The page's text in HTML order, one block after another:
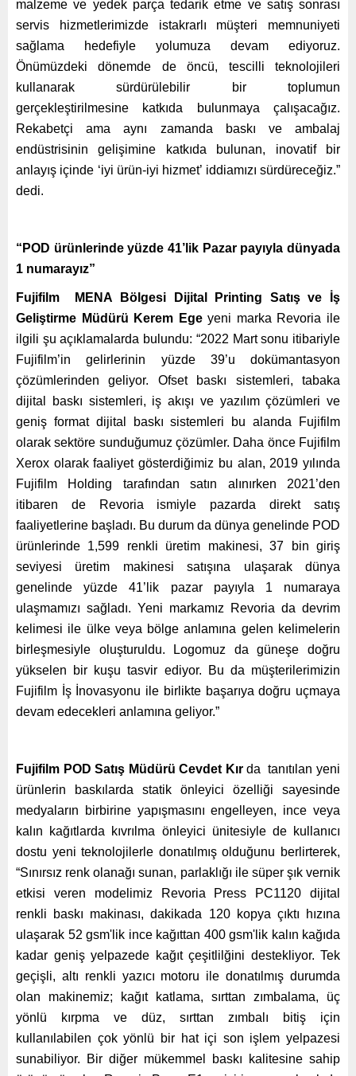
malzeme ve yedek parça tedarik etme ve satış sonrası
servis hizmetlerimizde istakrarlı müşteri memnuniyeti
sağlama hedefiyle yolumuza devam ediyoruz.
Önümüzdeki dönemde de öncü, tescilli teknolojileri
kullanarak sürdürülebilir bir toplumun
gerçekleştirilmesine katkıda bulunmaya çalışacağız.
Rekabetçi ama aynı zamanda baskı ve ambalaj
endüstrisinin gelişimine katkıda bulunan, inovatif bir
anlayış içinde ‘iyi ürün-iyi hizmet’ iddiamızı sürdüreceğiz.”
dedi.
“POD ürünlerinde yüzde 41’lik Pazar payıyla dünyada
1 numarayız”
Fujifilm MENA Bölgesi Dijital Printing Satış ve İş
Geliştirme Müdürü Kerem Egeyeni marka Revoria ile
ilgili şu açıklamalarda bulundu: “2022 Mart sonu itibariyle
Fujifilm’in gelirlerinin yüzde 39’u dokümantasyon
çözümlerinden geliyor. Ofset baskı sistemleri, tabaka
dijital baskı sistemleri, iş akışı ve yazılım çözümleri ve
geniş format dijital baskı sistemleri bu alanda Fujifilm
olarak sektöre sunduğumuz çözümler. Daha önce Fujifilm
Xerox olarak faaliyet gösterdiğimiz bu alan, 2019 yılında
Fujifilm Holding tarafından satın alınırken 2021’den
itibaren de Revoria ismiyle pazarda direkt satış
faaliyetlerine başladı. Bu durum da dünya genelinde POD
ürünlerinde 1,599 renkli üretim makinesi, 37 bin giriş
seviyesi üretim makinesi satışına ulaşarak dünya
genelinde yüzde 41’lik pazar payıyla 1 numaraya
ulaşmamızı sağladı. Yeni markamız Revoria da devrim
kelimesi ile ülke veya bölge anlamına gelen kelimelerin
birleşmesiyle oluşturuldu. Logomuz da güneşe doğru
yükselen bir kuşu tasvir ediyor. Bu da müşterilerimizin
Fujifilm İş İnovasyonu ile birlikte başarıya doğru uçmaya
devam edecekleri anlamına geliyor.”
Fujifilm POD Satış Müdürü Cevdet Kırda tanıtılan yeni
ürünlerin baskılarda statik önleyici özelliği sayesinde
medyaların birbirine yapışmasını engelleyen, ince veya
kalın kağıtlarda kıvrılma önleyici ünitesiyle de kullanıcı
dostu yeni teknolojilerle donatılmış olduğunu berlirterek,
“Sınırsız renk olanağı sunan, parlaklığı ile süper şık vernik
etkisi veren modelimiz Revoria Press PC1120 dijital
renkli baskı makinası, dakikada 120 kopya çıktı hızına
ulaşarak 52 gsm'lik ince kağıttan 400 gsm'lik kalın kağıda
kadar geniş yelpazede kağıt çeşitlilğini destekliyor. Tek
geçişli, altı renkli yazıcı motoru ile donatılmış durumda
olan makinemiz; kağıt katlama, sırttan zımbalama, üç
yönlü kırpma ve düz, sırttan zımbalı bitiş için
kullanılabilen çok yönlü bir hat içi son işlem yelpazesi
sunabiliyor. Bir diğer mükemmel baskı kalitesine sahip